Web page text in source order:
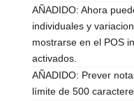
AÑADIDO: Ahora
individuales y
mostrarse en el POS
activados.
AÑADIDO: Prever
límite de 500